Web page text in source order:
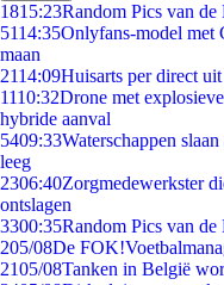
1815:23Random Pics van de
5114:35Onlyfans-model met
maan
2114:09Huisarts per direct
1110:32Drone met
hybride aanval
5409:33Waterschappen
leeg
2306:40Zorgmedewerkster
ontslagen
3300:35Random Pics van de
205/08De
2105/08Tanken in België